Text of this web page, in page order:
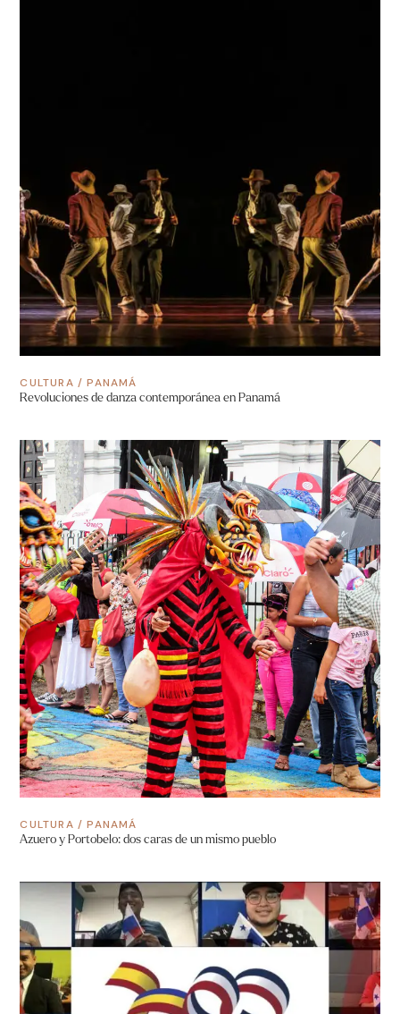
CULTURA /PANAMÁ
Revoluciones de danza contemporánea en Panamá
CULTURA /PANAMÁ
Azuero y Portobelo: dos caras de un mismo pueblo